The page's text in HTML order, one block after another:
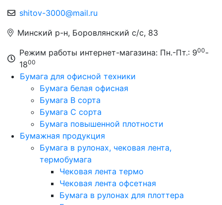
shitov-3000@mail.ru
Минский р-н, Боровлянский с/с, 83
Режим работы интернет-магазина: Пн.-Пт.: 900-
1800
Бумага для офисной техники
Бумага белая офисная
Бумага B сорта
Бумага C сорта
Бумага повышенной плотности
Бумажная продукция
Бумага в рулонах, чековая лента,
термобумага
Чековая лента термо
Чековая лента офсетная
Бумага в рулонах для плоттера